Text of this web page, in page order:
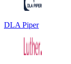
DLA Piper